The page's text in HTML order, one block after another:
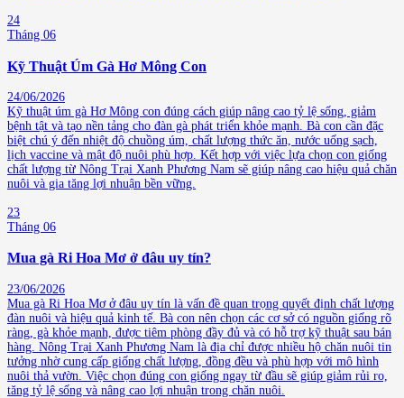
24
Tháng 06
Kỹ Thuật Úm Gà Hơ Mông Con
24/06/2026
Kỹ thuật úm gà Hơ Mông con đúng cách giúp nâng cao tỷ lệ sống, giảm
bệnh tật và tạo nền tảng cho đàn gà phát triển khỏe mạnh. Bà con cần đặc
biệt chú ý đến nhiệt độ chuồng úm, chất lượng thức ăn, nước uống sạch,
lịch vaccine và mật độ nuôi phù hợp. Kết hợp với việc lựa chọn con giống
chất lượng từ Nông Trại Xanh Phương Nam sẽ giúp nâng cao hiệu quả chăn
nuôi và gia tăng lợi nhuận bền vững.
23
Tháng 06
Mua gà Ri Hoa Mơ ở đâu uy tín?
23/06/2026
Mua gà Ri Hoa Mơ ở đâu uy tín là vấn đề quan trọng quyết định chất lượng
đàn nuôi và hiệu quả kinh tế. Bà con nên chọn các cơ sở có nguồn giống rõ
ràng, gà khỏe mạnh, được tiêm phòng đầy đủ và có hỗ trợ kỹ thuật sau bán
hàng. Nông Trại Xanh Phương Nam là địa chỉ được nhiều hộ chăn nuôi tin
tưởng nhờ cung cấp giống chất lượng, đồng đều và phù hợp với mô hình
nuôi thả vườn. Việc chọn đúng con giống ngay từ đầu sẽ giúp giảm rủi ro,
tăng tỷ lệ sống và nâng cao lợi nhuận trong chăn nuôi.